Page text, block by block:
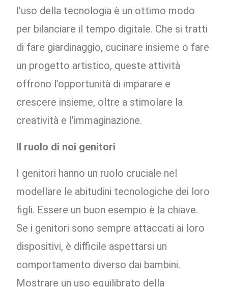
l’uso della tecnologia è un ottimo modo
per bilanciare il tempo digitale. Che si tratti
di fare giardinaggio, cucinare insieme o fare
un progetto artistico, queste attività
offrono l’opportunità di imparare e
crescere insieme, oltre a stimolare la
creatività e l’immaginazione.
Il ruolo di noi genitori
I genitori hanno un ruolo cruciale nel
modellare le abitudini tecnologiche dei loro
figli. Essere un buon esempio è la chiave.
Se i genitori sono sempre attaccati ai loro
dispositivi, è difficile aspettarsi un
comportamento diverso dai bambini.
Mostrare un uso equilibrato della